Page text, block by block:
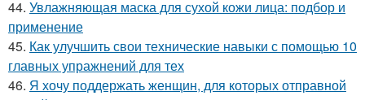
44. Увлажняющая маска для сухой кожи лица: подбор и
применение
45. Как улучшить свои технические навыки с помощью 10
главных упражнений для тех
46. Я хочу поддержать женщин, для которых отправной